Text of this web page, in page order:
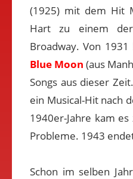
(1925) mit dem Hit
Hart zu einem der
Broadway. Von
Blue Moon (aus
Songs aus dieser
ein Musical-Hit nach
1940er-Jahre kam
Probleme. 1943
Schon im selben